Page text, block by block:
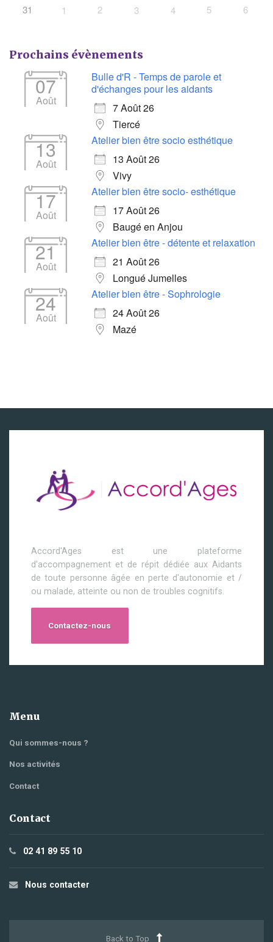
31 1 2 3 4 5 6
Prochains évènements
07
Août
Bulle d'R - Temps de parole et
d'échanges pour les aidants
7 Août 26
Tiercé
13
Août
Atelier bien être socio esthétique
13 Août 26
Vivy
17
Août
Atelier bien être socio- esthétique
17 Août 26
Baugé en Anjou
21
Août
Atelier bien être - détente et relaxation
21 Août 26
Longué Jumelles
24
Août
Atelier bien être - Sophrologie
24 Août 26
Mazé
Accord'Ages est une plateforme
d'accompagnement et de répit dédiée aux Aidants
de toute personne âgée en perte d'autonomie et /
ou malade, atteinte ou non de troubles cognitifs.
Contactez-nous
Menu
Qui sommes-nous ?
Nos activités
Contact
Contact
02 41 89 55 10
Nous contacter
Back to Top